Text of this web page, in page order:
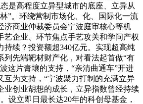
是高程度立异型城市的底座、立异从
”。环绕营制市场化、化、国际化一流
济商业仲裁委员会宁波庭审核心等机
艺企业、环节焦点手艺攻关和学问产权
持续？投资额超340亿元。实现超高纯
列先端靶材财产化，对看法起首做“有
这片膏壤的支持，“亲清曲通车”开进
互为支持，“宁波聚力打制的充满立异
业创业胡想的成长，立异指数曾经持续
设立即日最长达20年的科创母基金，